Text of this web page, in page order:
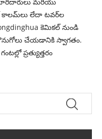
కాలమ్‌లు లేదా టవర్‌ల
కెమికల్ నుండి
చేయడానికి స్వాగతం.
ప్రత్యుత్తరం